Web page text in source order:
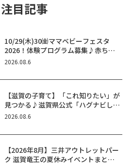
注目記事
10/29(木)30㈮ママベビーフェスタ
2026！体験プログラム募集♪赤ちゃ
ん向けイベントに出演しませんか？
2026.08.6
【滋賀の子育て】「これ知りたい」が
見つかる♪滋賀県公式「ハグナビし
が」使ってる？おでかけ・制度・子育
2026.08.6
【2026年8月】三井アウトレットパー
ク 滋賀竜王の夏休みイベントまと